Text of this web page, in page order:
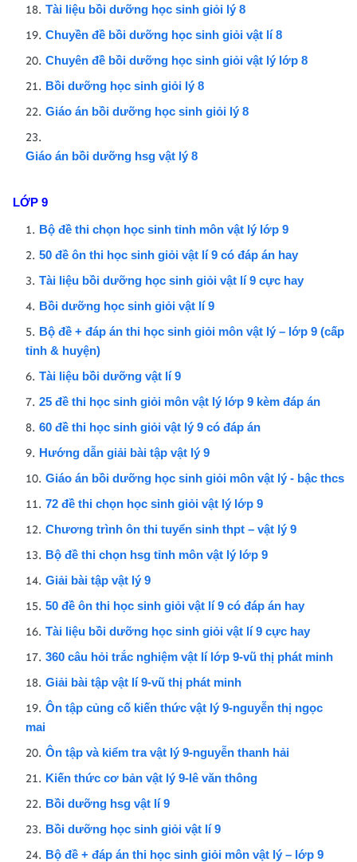
Tài liệu bồi dưỡng học sinh giỏi lý 8
Chuyền đề bồi dưỡng học sinh giỏi vật lí 8
Chuyên đề bồi dưỡng học sinh giỏi vật lý lớp 8
Bồi dưỡng học sinh giỏi lý 8
Giáo án bồi dưỡng học sinh giỏi lý 8
Giáo án bồi dưỡng hsg vật lý 8
LỚP 9
Bộ đề thi chọn học sinh tỉnh môn vật lý lớp 9
50 đề ôn thi học sinh giỏi vật lí 9 có đáp án hay
Tài liệu bồi dưỡng học sinh giỏi vật lí 9 cực hay
Bồi dưỡng học sinh giỏi vật lí 9
Bộ đề + đáp án thi học sinh giỏi môn vật lý – lớp 9 (cấp
tỉnh & huyện)
Tài liệu bồi dưỡng vật lí 9
25 đề thi học sinh giỏi môn vật lý lớp 9 kèm đáp án
60 đề thi học sinh giỏi vật lý 9 có đáp án
Hướng dẫn giải bài tập vật lý 9
Giáo án bồi dưỡng học sinh giỏi môn vật lý - bậc thcs
72 đề thi chọn học sinh giỏi vật lý lớp 9
Chương trình ôn thi tuyển sinh thpt – vật lý 9
Bộ đề thi chọn hsg tỉnh môn vật lý lớp 9
Giải bài tập vật lý 9
50 đề ôn thi học sinh giỏi vật lí 9 có đáp án hay
Tài liệu bồi dưỡng học sinh giỏi vật lí 9 cực hay
360 câu hỏi trắc nghiệm vật lí lớp 9-vũ thị phát minh
Giải bài tập vật lí 9-vũ thị phát minh
Ôn tập củng cố kiến thức vật lý 9-nguyễn thị ngọc
mai
Ôn tập và kiểm tra vật lý 9-nguyễn thanh hải
Kiến thức cơ bản vật lý 9-lê văn thông
Bồi dưỡng hsg vật lí 9
Bồi dưỡng học sinh giỏi vật lí 9
Bộ đề + đáp án thi học sinh giỏi môn vật lý – lớp 9